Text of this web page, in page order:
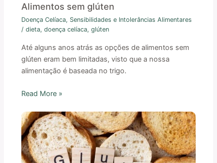
Alimentos sem glúten
Doença Celíaca, Sensibilidades e Intolerâncias Alimentares
/dieta,doença celíaca,glúten
Até alguns anos atrás as opções de alimentos sem
glúten eram bem limitadas, visto que a nossa
alimentação é baseada no trigo.
Read More »